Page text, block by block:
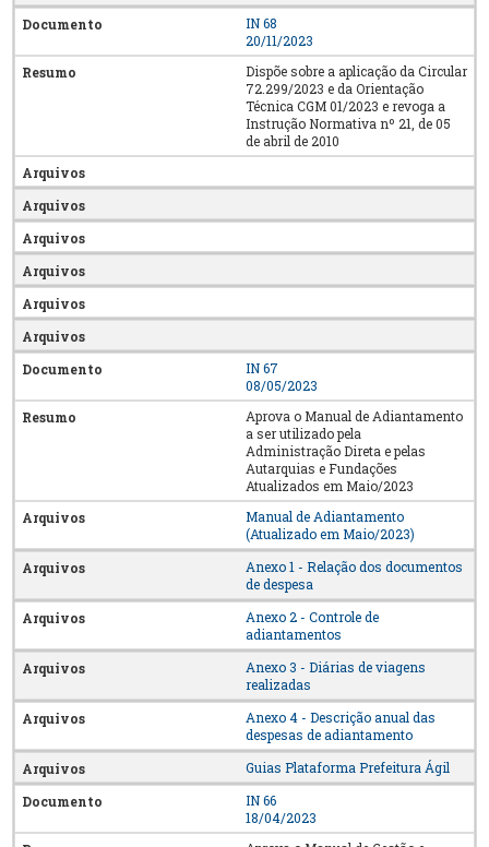
IN 68
20/11/2023
Dispõe sobre a aplicação da Circular
72.299/2023 e da Orientação
Técnica CGM 01/2023 e revoga a
Instrução Normativa nº 21, de 05
de abril de 2010
IN 67
08/05/2023
Aprova o Manual de Adiantamento
a ser utilizado pela
Administração Direta e pelas
Autarquias e Fundações
Atualizados em Maio/2023
Manual de Adiantamento
(Atualizado em Maio/2023)
Anexo 1 - Relação dos documentos
de despesa
Anexo 2 - Controle de
adiantamentos
Anexo 3 - Diárias de viagens
realizadas
Anexo 4 - Descrição anual das
despesas de adiantamento
Guias Plataforma Prefeitura Ágil
IN 66
18/04/2023